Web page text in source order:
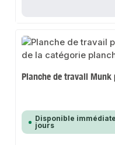
Planche de travail
Disponible
jours